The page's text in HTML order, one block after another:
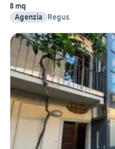
8 mq
Agenzia
Regus